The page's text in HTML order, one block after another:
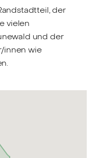
der
vielen
und der
innen wie